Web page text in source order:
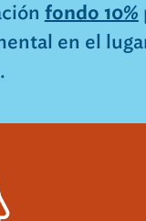
fondo 10%
en el